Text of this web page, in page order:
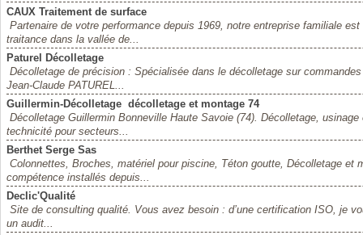
CAUX Traitement de surface
Partenaire de votre performance depuis 1969, notre entreprise familiale
traitance dans la vallée de...
Paturel Décolletage
Décolletage de précision : Spécialisée dans le décolletage sur
Jean-Claude PATUREL...
Guillermin-Décolletage  décolletage et montage 74
Décolletage Guillermin Bonneville Haute Savoie (74). Décolletage,
technicité pour secteurs...
Berthet Serge Sas
Colonnettes, Broches, matériel pour piscine, Téton goutte, Décolletage et
compétence installés depuis...
Declic'Qualité
Site de consulting qualité. Vous avez besoin : d’une certification ISO, je
un audit...